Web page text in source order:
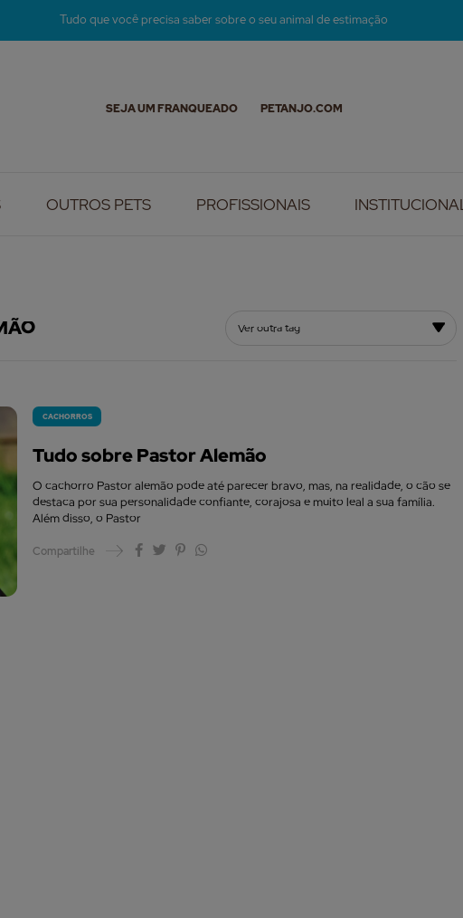
Tudo que você precisa saber sobre o seu animal de estimação
SEJA UM FRANQUEADO PETANJO.COM
OUTROS PETS PROFISSIONAIS INSTITUCIONAL
CACHORROS
Tudo sobre Pastor Alemão
O cachorro Pastor alemão pode até parecer bravo, mas, na realidade, o cão se
destaca por sua personalidade confiante, corajosa e muito leal a sua família.
Além disso, o Pastor
Compartilhe